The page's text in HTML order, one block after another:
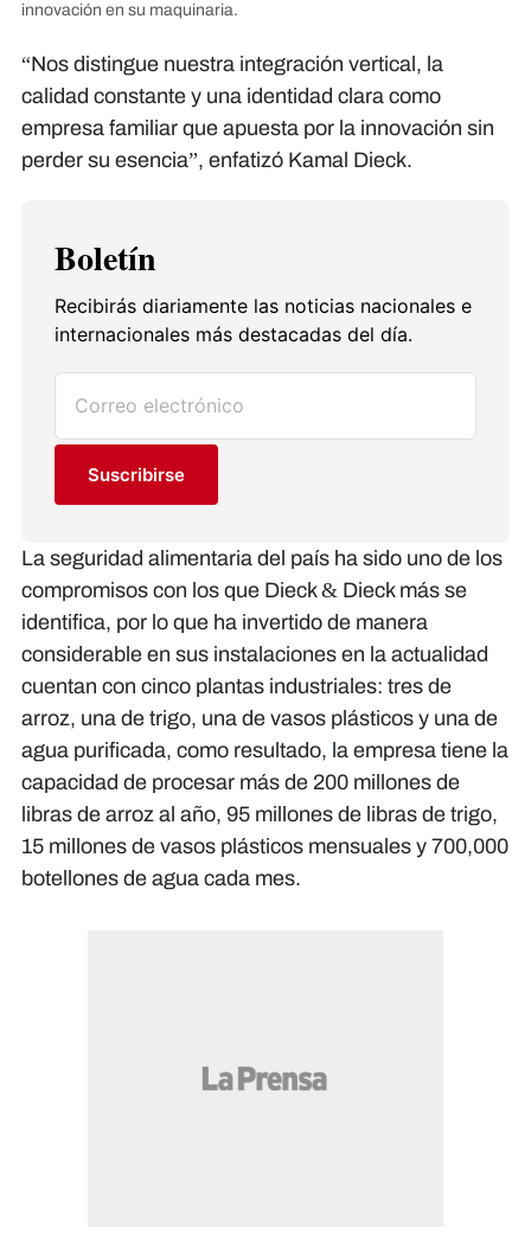
innovación en su maquinaria.
“Nos distingue nuestra integración vertical, la
calidad constante y una identidad clara como
empresa familiar que apuesta por la innovación sin
perder su esencia”, enfatizó Kamal Dieck.
Boletín
Recibirás diariamente las noticias nacionales e
internacionales más destacadas del día.
Suscribirse
La seguridad alimentaria del país ha sido uno de los
compromisos con los que Dieck & Dieck más se
identifica, por lo que ha invertido de manera
considerable en sus instalaciones en la actualidad
cuentan con cinco plantas industriales: tres de
arroz, una de trigo, una de vasos plásticos y una de
agua purificada, como resultado, la empresa tiene la
capacidad de procesar más de 200 millones de
libras de arroz al año, 95 millones de libras de trigo,
15 millones de vasos plásticos mensuales y 700,000
botellones de agua cada mes.